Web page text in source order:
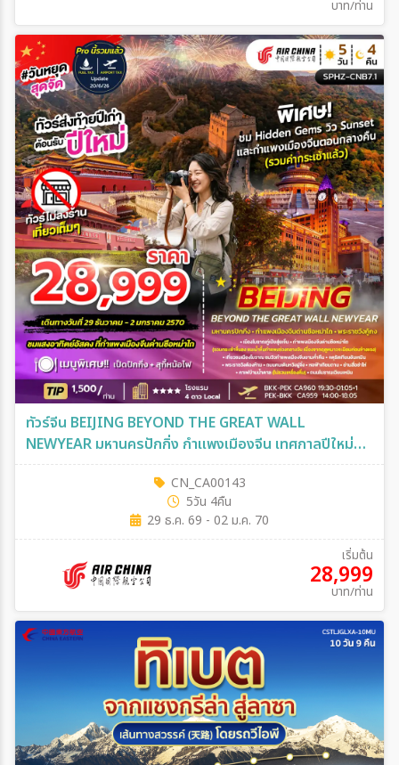
บาท/ท่าน
ทัวร์จีน BEIJING BEYOND THE GREAT WALL
NEWYEAR มหานครปักกิ่ง กำแพงเมืองจีน เทศกาลปีใหม่
5วัน 4คืน (CA)
CN_CA00143
5วัน 4คืน
29 ธ.ค. 69 - 02 ม.ค. 70
เริ่มต้น
28,999
บาท/ท่าน